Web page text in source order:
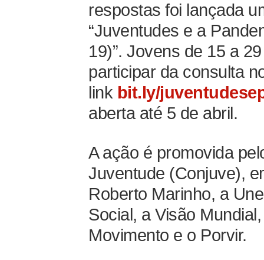
respostas foi lançada
“Juventudes e a
19)”. Jovens de 15 a
participar da consulta
link bit.ly/
aberta até 5 de abril.
A ação é promovida
Juventude (Conjuve),
Roberto Marinho, a
Social, a Visão
Movimento e o Porvir.